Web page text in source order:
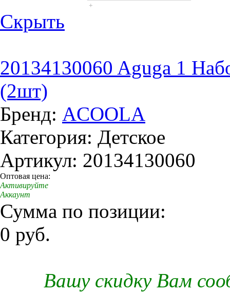
+
Скрыть
20134130060 Aguga 1
(2шт)
Бренд: ACOOLA
Категория: Детское
Артикул: 20134130060
Оптовая цена:
Активируйте
Аккаунт
Сумма по позиции:
0 руб.
Вашу скидку Вам